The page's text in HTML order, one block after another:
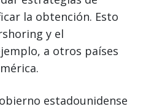
la obtención. Esto
y el
a otros países
estadounidense